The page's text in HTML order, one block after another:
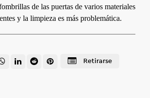
de las puertas de varios materiales
y la limpieza es más problemática.
Retirarse